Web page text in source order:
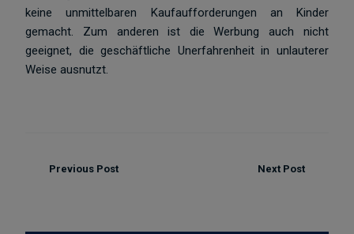
keine unmittelbaren Kaufaufforderungen an Kinder
gemacht. Zum anderen ist die Werbung auch nicht
geeignet, die geschäftliche Unerfahrenheit in unlauterer
Weise ausnutzt.
Previous Post Next Post